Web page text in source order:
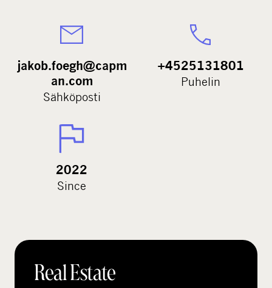
jakob.foegh@capm
an.com
Sähköposti
+4525131801
Puhelin
2022
Since
Real Estate